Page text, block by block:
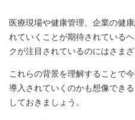
医療現場や健康管理、企業の健
れていくことが期待されている
クが注目されているのにはさま
これらの背景を理解することで
導入されていくのかも想像でき
しておきましょう。